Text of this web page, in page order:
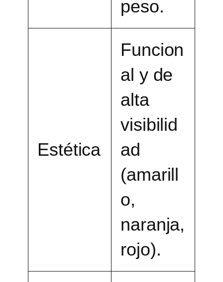
peso.
Estética
Funcion
al y de
alta
visibilid
ad
(amarill
o,
naranja,
rojo).